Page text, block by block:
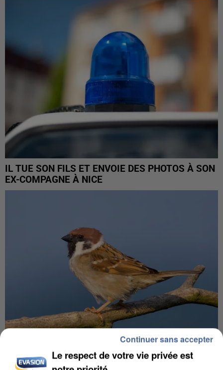
IL TUE SON FILS ET ENVOIE DES PHOTOS À SON
EX-COMPAGNE À NICE
APRÈS TOUTES CES CANICULES, LES REFUGES
Le respect de votre vie privée est
Continuer sans accepter